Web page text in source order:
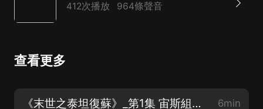
412次播放 964條聲音
查看更多
《末世之泰坦復蘇》_第1集 宙斯組織_求訂閱求關注求月票 6min